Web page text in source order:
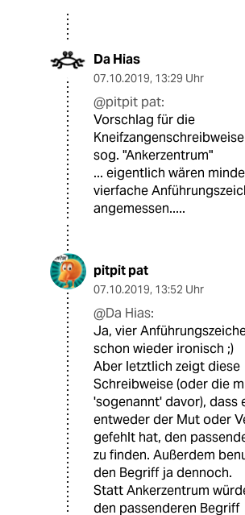
Da Hias
07.10.2019, 13:29 Uhr
@pitpit pat:
Vorschlag für die
sog. "Ankerzentrum"
... eigentlich wären
vierfache
angemessen.....
pitpit pat
07.10.2019, 13:52 Uhr
@Da Hias:
Ja, vier
schon wieder ironisch ;)
Aber letztlich zeigt diese
Schreibweise (oder die
'sogenannt' davor), dass
entweder der Mut oder
gefehlt hat, den
zu finden. Außerdem
den Begriff ja dennoch.
Statt Ankerzentrum
den passenderen Begriff